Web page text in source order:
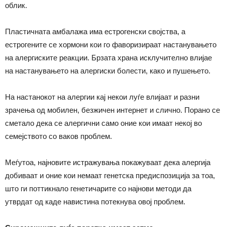
облик.
Пластичната амбалажа има естрогенски својства, а
естрогените се хормони кои го фаворизираат настанувањето
на алергиските реакции. Брзата храна исклучително влијае
на настанувањето на алергиски болести, како и пушењето.
На настанокот на алергии кај некои луѓе влијаат и разни
зрачења од мобилен, безжичен интернет и слично. Порано се
сметало дека се алергични само оние кои имаат некој во
семејството со ваков проблем.
Меѓутоа, најновите истражувања покажуваат дека алергија
добиваат и оние кои немаат генетска предиспозиција за тоа,
што ги поттикнало генетичарите со најнови методи да
утврдат од каде навистина потекнува овој проблем.